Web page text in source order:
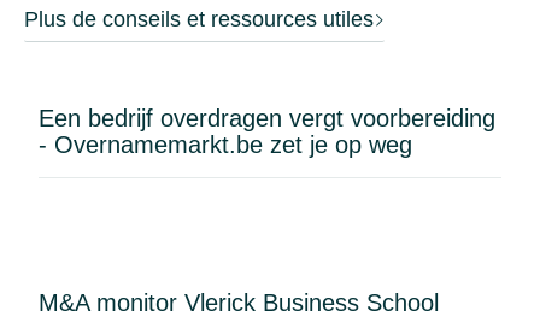
Plus de conseils et ressources utiles
Een bedrijf overdragen vergt voorbereiding
- Overnamemarkt.be zet je op weg
M&A monitor Vlerick Business School